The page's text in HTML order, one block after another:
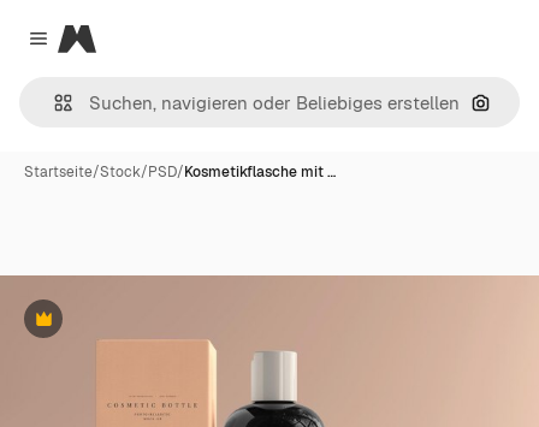
Close menu
Magnific
Nach
Startseite/Stock/PSD/Kosmetikflasche mit …
Premium